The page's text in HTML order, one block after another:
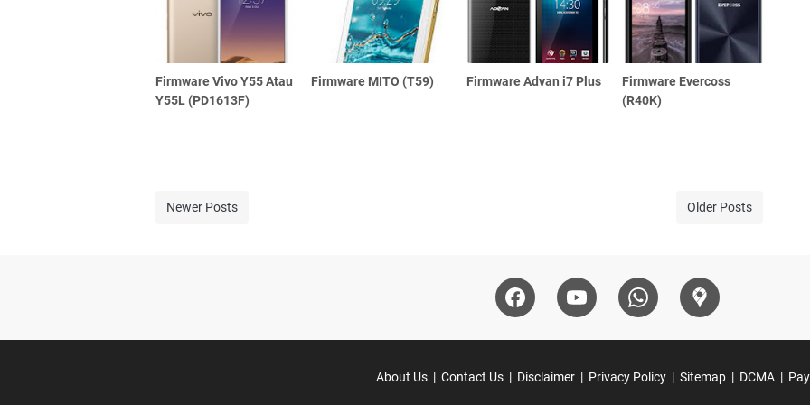
Firmware Vivo Y55 Atau
Y55L (PD1613F)
Firmware MITO (T59) Firmware Advan i7 Plus
Firmware Evercoss
(R40K)
Newer Posts Older Posts
About Us Contact Us Disclaimer Privacy Policy Sitemap DCMA